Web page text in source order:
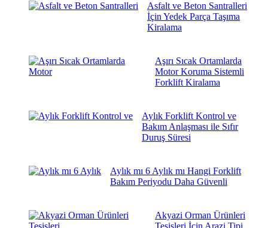
Asfalt ve Beton Santralleri
İçin Yedek Parça Taşıma
Kiralama
Aşırı Sıcak Ortamlarda
Motor Koruma Sistemli
Forklift Kiralama
Aylık Forklift Kontrol ve
Bakım Anlaşması ile Sıfır
Duruş Süresi
Aylık mı 6 Aylık mı Hangi Forklift
Bakım Periyodu Daha Güvenli
Akyazi Orman Ürünleri